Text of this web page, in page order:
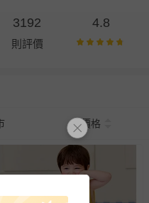
3192
則評價
4.8
價格